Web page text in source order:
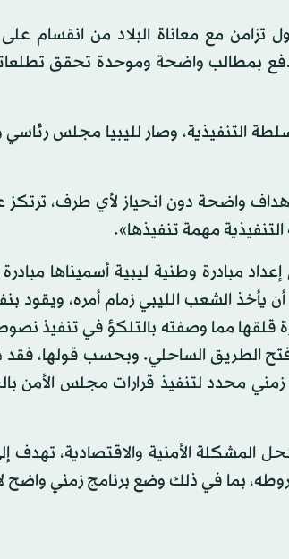
تزامن مع معاناة البلاد من انقسام
بمطالب واضحة وموحدة تحقق
التنفيذية، وصار لليبيا مجلس
واضحة دون انحياز لأي طرف، ترتكز
مهمة تنفيذها».
مبادرة وطنية ليبية أسميناها مبادرة
مرة منذ سنوات، إلى أن يأخذ الشعب الليبي زمام أمره،
قلقها مما وصفته بالتلكؤ في تنفيذ
فتح الطريق الساحلي. وبحسب قولها،
2، تهدف إلى وضع برنامج زمني محدد لتنفيذ قرارات مجلس
المشكلة الأمنية والاقتصادية، تهدف
بما في ذلك وضع برنامج زمني